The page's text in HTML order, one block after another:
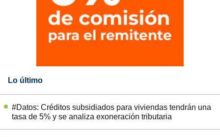
Lo último
#Datos: Créditos subsidiados para viviendas tendrán una
tasa de 5% y se analiza exoneración tributaria